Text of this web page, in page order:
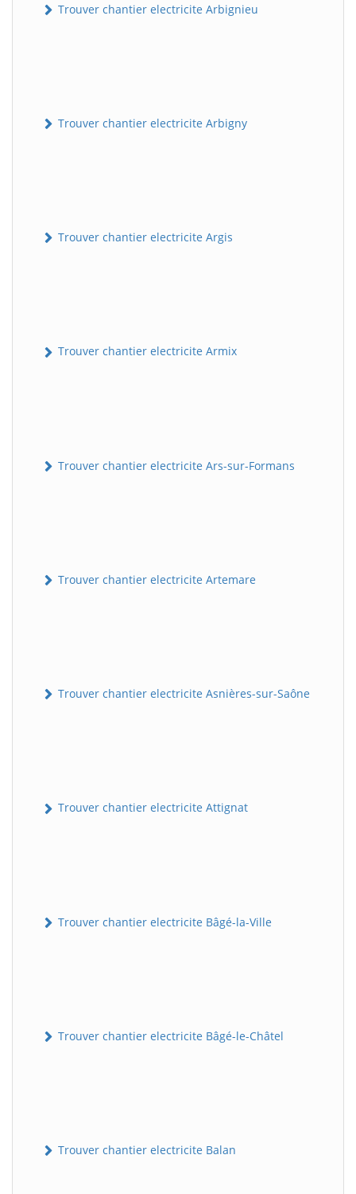
Trouver chantier electricite Arbignieu
Trouver chantier electricite Arbigny
Trouver chantier electricite Argis
Trouver chantier electricite Armix
Trouver chantier electricite Ars-sur-Formans
Trouver chantier electricite Artemare
Trouver chantier electricite Asnières-sur-Saône
Trouver chantier electricite Attignat
Trouver chantier electricite Bâgé-la-Ville
Trouver chantier electricite Bâgé-le-Châtel
Trouver chantier electricite Balan